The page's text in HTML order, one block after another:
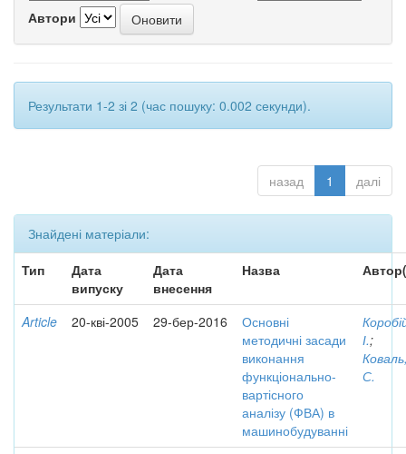
Автори
Результати 1-2 зі 2 (час пошуку: 0.002 секунди).
назад 1 далі
Знайдені матеріали:
Тип
Дата
випуску
Дата
внесення
Назва
Article 20-кві-2005 29-бер-2016
Основні
методичні засади
виконання
функціонально-
вартісного
аналізу (ФВА) в
машинобудуванні
І.;
С.